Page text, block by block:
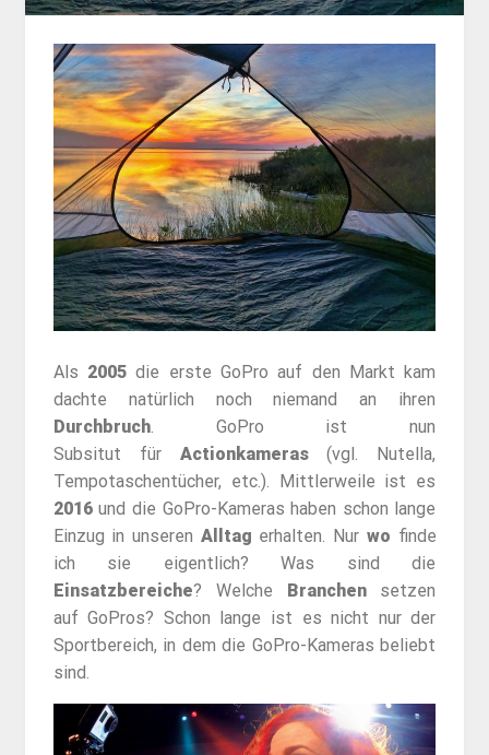
Als 2005die erste GoPro auf den Markt kam
dachte natürlich noch niemand an ihren
Durchbruch. GoPro ist nun
Subsitut für Actionkameras(vgl. Nutella,
Tempotaschentücher, etc.). Mittlerweile ist es
2016und die GoPro-Kameras haben schon lange
Einzug in unseren Alltag erhalten. Nur wo finde
ich sie eigentlich? Was sind die
Einsatzbereiche? Welche Branchensetzen
auf GoPros? Schon lange ist es nicht nur der
Sportbereich, in dem die GoPro-Kameras beliebt
sind.